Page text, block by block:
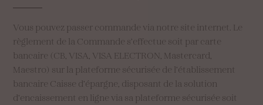
Vous pouvez passer commande via notre site internet. Le
règlement de la Commande s’effectue soit par carte
bancaire (CB, VISA, VISA ELECTRON, Mastercard,
Maestro) sur la plateforme sécurisée de l’établissement
bancaire Caisse d’épargne, disposant de la solution
d’encaissement en ligne via sa plateforme sécurisée soit